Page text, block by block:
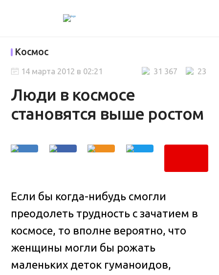
Космос
Люди в космосе
становятся выше ростом
23
31 367
14 марта 2012 в 02:21
Если бы когда-нибудь смогли
преодолеть трудность с зачатием в
космосе, то вполне вероятно, что
женщины могли бы рожать
маленьких деток гуманоидов,